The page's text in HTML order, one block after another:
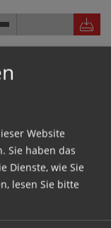
und Familie
wieder
Website
Sie haben das
Dienste, wie Sie
lesen Sie bitte